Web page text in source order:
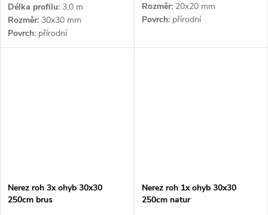
Délka profilu 3,0 m
Rozměr 30x30 mm
Povrch přírodní
Rozměr20x20 mm
Povrchpřírodní
Nerez roh 3x ohyb 30x30
250cm brus
Nerez roh 1x ohyb 30x30
250cm natur